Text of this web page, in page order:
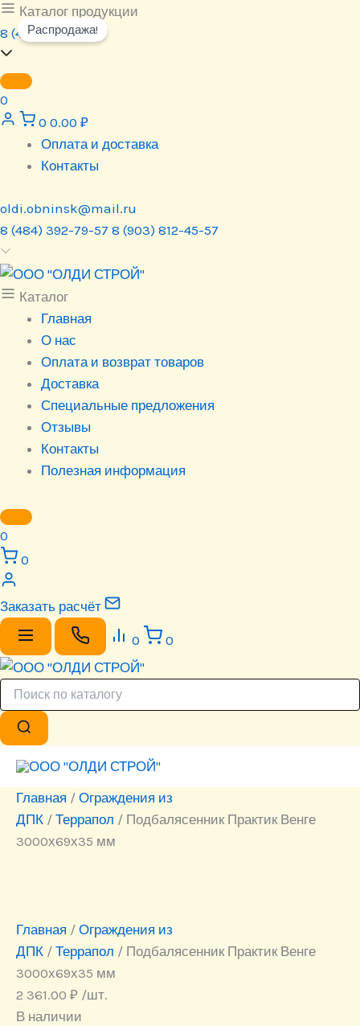
Перейти
к
содержимому
Каталог продукции
8 (484) 392-79-57
0
0 0.00 ₽
Оплата и доставка
Контакты
oldi.obninsk@mail.ru
8 (484) 392-79-57 8 (903) 812-45-57
Каталог
Главная
О нас
Оплата и возврат товаров
Доставка
Специальные предложения
Отзывы
Контакты
Полезная информация
0
0
Заказать расчёт
0 0
Главная / Ограждения из
ДПК / Террапол / Подбалясенник Практик Венге
3000х69х35 мм
Главная / Ограждения из
ДПК / Террапол / Подбалясенник Практик Венге
3000х69х35 мм
2 361.00 ₽ /шт.
В наличии
Распродажа!